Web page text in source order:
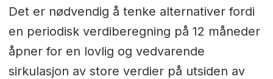
Det er nødvendig å tenke alternativer fordi
en periodisk verdiberegning på 12 måneder
åpner for en lovlig og vedvarende
sirkulasjon av store verdier på utsiden av